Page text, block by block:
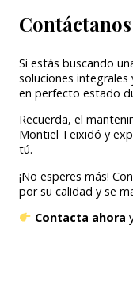
Si estás buscando
soluciones
en perfecto estado
Recuerda, el
Montiel Teixidó y
tú.
¡No esperes más!
por su calidad y se
Contacta ahora